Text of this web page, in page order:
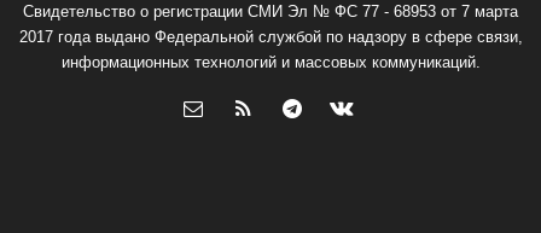
Свидетельство о регистрации СМИ Эл № ФС 77 - 68953 от 7 марта
2017 года выдано Федеральной службой по надзору в сфере связи,
информационных технологий и массовых коммуникаций.